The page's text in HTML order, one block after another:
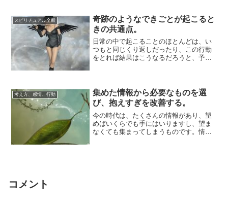
スピリチュアル全般
奇跡のようなできごとが起こると
きの共通点。
日常の中で起こることのほとんどは、い
つもと同じくり返しだったり、この行動
をとれば結果はこうなるだろうと、予測
考え方、感情、行動
集めた情報から必要なものを選
び、抱えすぎを改善する。
今の時代は、たくさんの情報があり、望
めばいくらでも手にはいりますし、望ま
なくても集まってしまうものです。情報
コメント